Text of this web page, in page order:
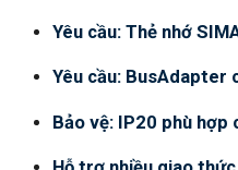
Yêu cầu: Thẻ nhớ
Yêu cầu: BusAdapter
Bảo vệ: IP20 phù hợp